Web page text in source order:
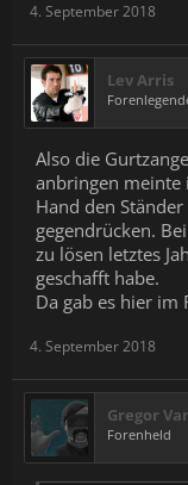
4. September 2018
Lev Arris
Also die
anbringen meinte
Hand den
gegendrücken.
zu lösen letztes
geschafft habe.
Da gab es hier im
4. September 2018
Gregor
Forenheld